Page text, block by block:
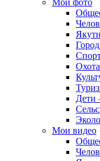
Мои фото
Дети
Мои видео